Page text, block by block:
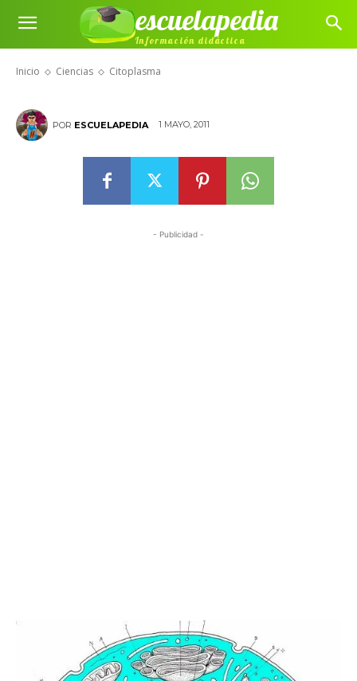
escuelapedia
Información didáctica
Inicio Ciencias Citoplasma
Citoplasma
POR ESCUELAPEDIA 1 MAYO, 2011
- Publicidad -